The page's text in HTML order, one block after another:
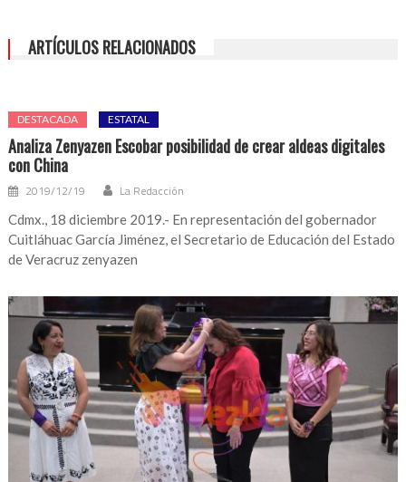
ARTÍCULOS RELACIONADOS
DESTACADA ESTATAL
Analiza Zenyazen Escobar posibilidad de crear aldeas digitales
con China
2019/12/19 La Redacción
Cdmx., 18 diciembre 2019.- En representación del gobernador
Cuitláhuac García Jiménez, el Secretario de Educación del Estado
de Veracruz zenyazen